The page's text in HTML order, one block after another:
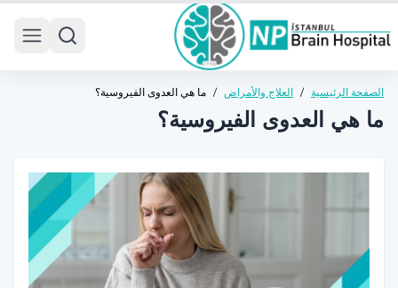
الصفحة الرئيسية / العلاج والأمراض / ما هي العدوى الفيروسية؟
ما هي العدوى الفيروسية؟